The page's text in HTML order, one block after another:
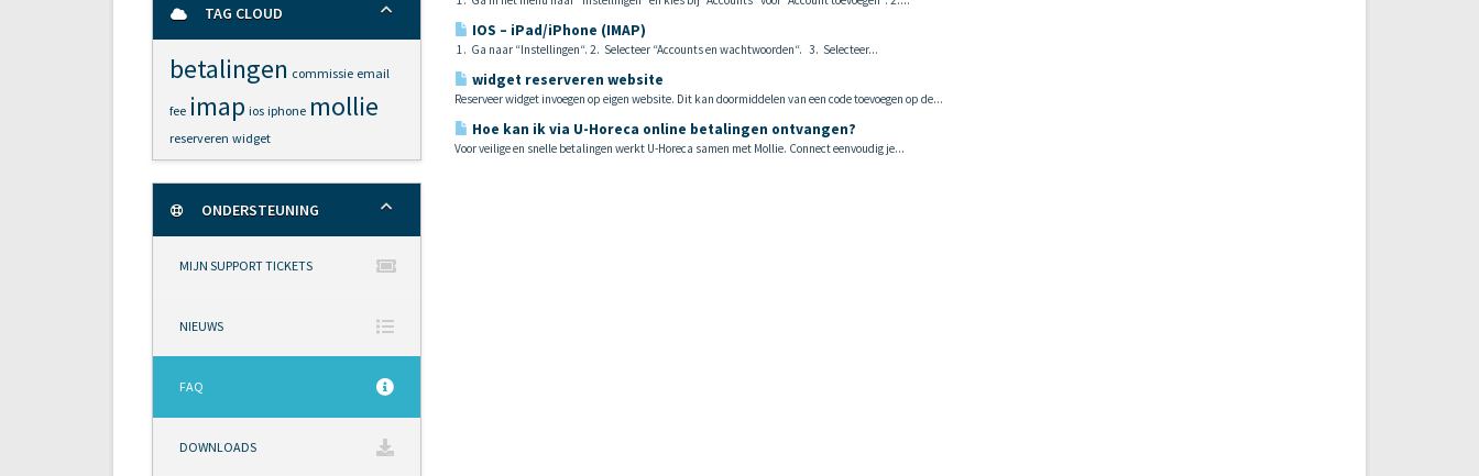
IOS – iPad/iPhone (IMAP)
1. Ga naar “Instellingen“. 2. Selecteer “Accounts en wachtwoorden“. 3. Selecteer...
widget reserveren website
Reserveer widget invoegen op eigen website. Dit kan doormiddelen van een code toevoegen op de...
Hoe kan ik via U-Horeca online betalingen ontvangen?
Voor veilige en snelle betalingen werkt U-Horeca samen met Mollie. Connect eenvoudig je...
TAG CLOUD
betalingen commissie email
fee imap ios iphone mollie
reserveren widget
ONDERSTEUNING
MIJN SUPPORT TICKETS
NIEUWS
FAQ
DOWNLOADS